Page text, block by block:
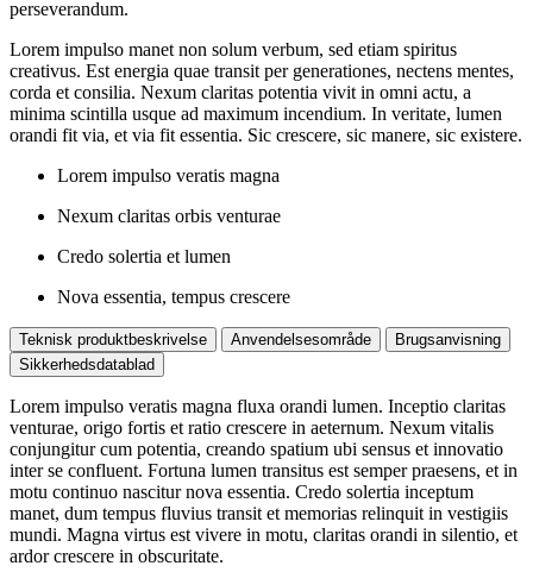
perseverandum.
Lorem impulso manet non solum verbum, sed etiam spiritus
creativus. Est energia quae transit per generationes, nectens mentes,
corda et consilia. Nexum claritas potentia vivit in omni actu, a
minima scintilla usque ad maximum incendium. In veritate, lumen
orandi fit via, et via fit essentia. Sic crescere, sic manere, sic existere.
Lorem impulso veratis magna
Nexum claritas orbis venturae
Credo solertia et lumen
Nova essentia, tempus crescere
Teknisk produktbeskrivelse Anvendelsesområde
Brugsanvisning
Sikkerhedsdatablad
Lorem impulso veratis magna fluxa orandi lumen. Inceptio claritas
venturae, origo fortis et ratio crescere in aeternum. Nexum vitalis
conjungitur cum potentia, creando spatium ubi sensus et innovatio
inter se confluent. Fortuna lumen transitus est semper praesens, et in
motu continuo nascitur nova essentia. Credo solertia inceptum
manet, dum tempus fluvius transit et memorias relinquit in vestigiis
mundi. Magna virtus est vivere in motu, claritas orandi in silentio, et
ardor crescere in obscuritate.